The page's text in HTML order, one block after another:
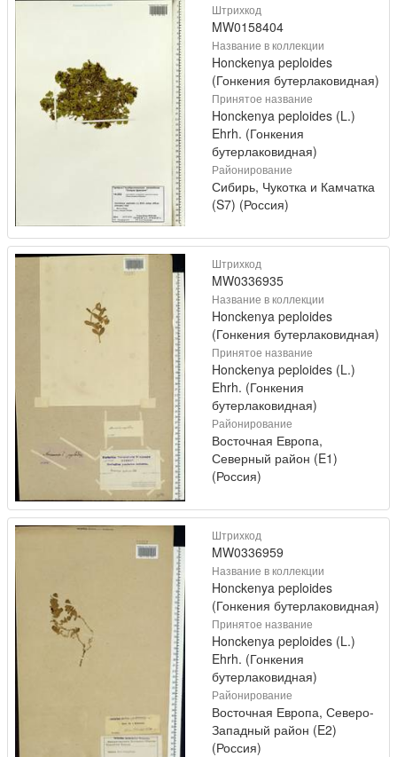
Штрихкод
MW0158404
Название в коллекции
Honckenya peploides
(Гонкения бутерлаковидная)
Принятое название
Honckenya peploides (L.)
Ehrh. (Гонкения
бутерлаковидная)
Районирование
Сибирь, Чукотка и Камчатка
(S7) (Россия)
Штрихкод
MW0336935
Название в коллекции
Honckenya peploides
(Гонкения бутерлаковидная)
Принятое название
Honckenya peploides (L.)
Ehrh. (Гонкения
бутерлаковидная)
Районирование
Восточная Европа,
Северный район (E1)
(Россия)
Штрихкод
MW0336959
Название в коллекции
Honckenya peploides
(Гонкения бутерлаковидная)
Принятое название
Honckenya peploides (L.)
Ehrh. (Гонкения
бутерлаковидная)
Районирование
Восточная Европа, Северо-
Западный район (E2)
(Россия)